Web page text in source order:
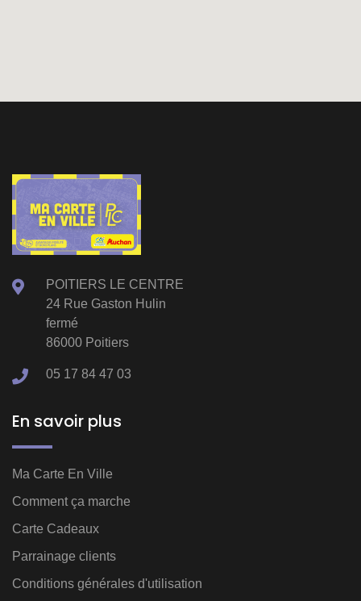
POITIERS LE CENTRE
24 Rue Gaston Hulin
fermé
86000 Poitiers
05 17 84 47 03
En savoir plus
Ma Carte En Ville
Comment ça marche
Carte Cadeaux
Parrainage clients
Conditions générales d'utilisation